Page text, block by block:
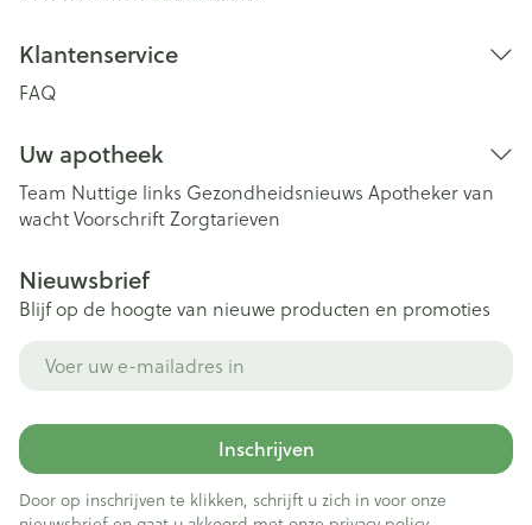
Klantenservice
FAQ
Uw apotheek
Team Nuttige links Gezondheidsnieuws Apotheker van
wachtVoorschriftZorgtarieven
Nieuwsbrief
Blijf op de hoogte van nieuwe producten en promoties
Inschrijven
Door op inschrijven te klikken, schrijft u zich in voor onze